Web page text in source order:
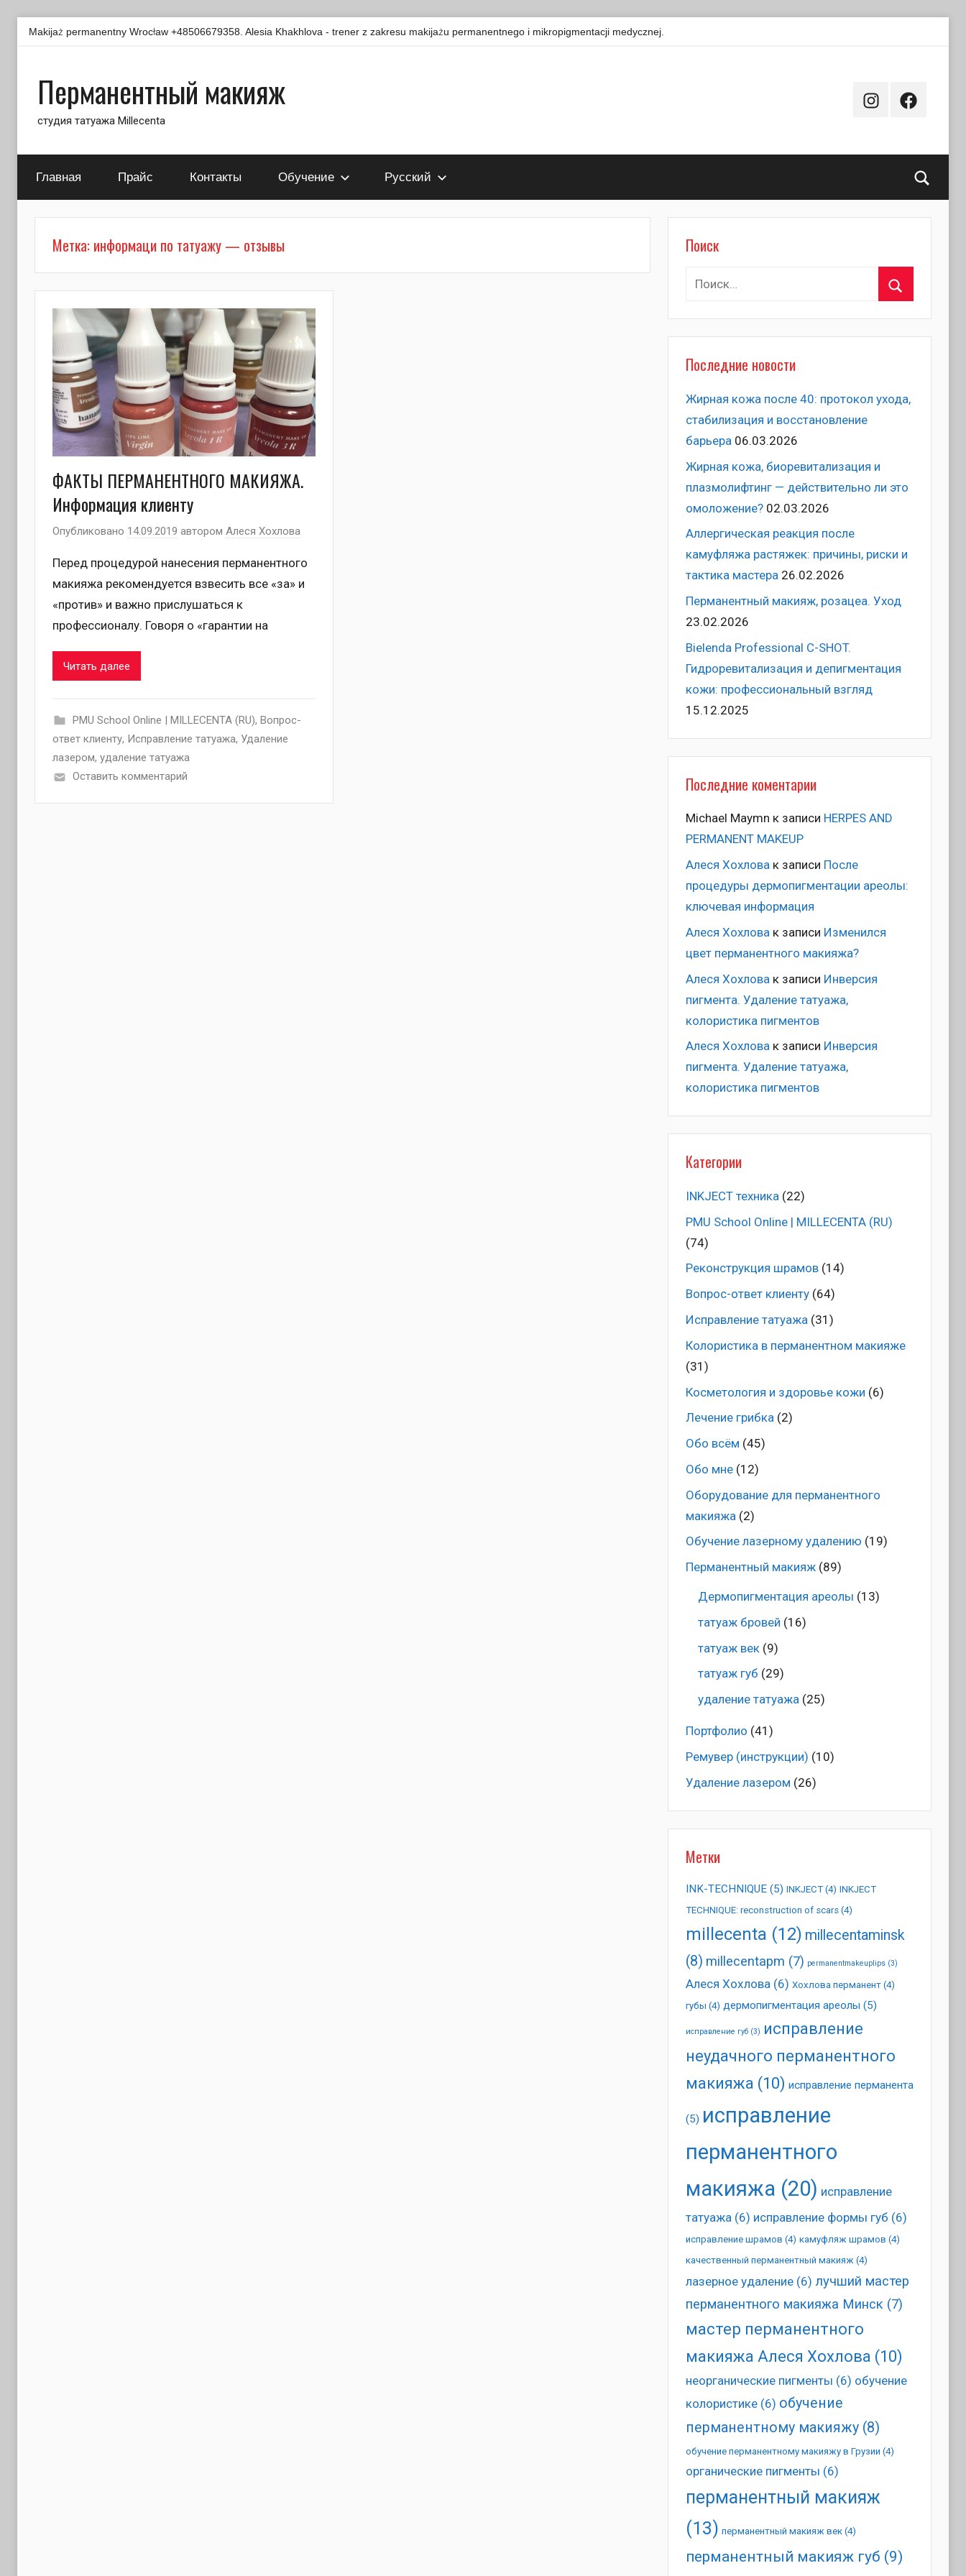
Перейти
Makijaż permanentny Wrocław +48506679358. Alesia Khakhlova - trener z zakresu makijażu permanentnego i mikropigmentacji medycznej.
Перманентный макияж
студия татуажа Millecenta
InstagramFacebook
Главная Прайс Контакты Обучение Русский
Метка: информаци по татуажу — отзывы
ФАКТЫ ПЕРМАНЕНТНОГО МАКИЯЖА.
Информация клиенту
Опубликовано 14.09.2019 автором Алеся Хохлова
Перед процедурой нанесения перманентного
макияжа рекомендуется взвесить все «за» и
«против» и важно прислушаться к
профессионалу. Говоря о «гарантии на
Читать далее
PMU School Online | MILLECENTA (RU), Вопрос-
ответ клиенту, Исправление татуажа, Удаление
лазером, удаление татуажа
Оставить комментарий
Поиск
Найти:
Последние новости
Жирная кожа после 40: протокол ухода,
стабилизация и восстановление
барьера 06.03.2026
Жирная кожа, биоревитализация и
плазмолифтинг — действительно ли это
омоложение? 02.03.2026
Аллергическая реакция после
камуфляжа растяжек: причины, риски и
тактика мастера 26.02.2026
Перманентный макияж, розацеа. Уход
23.02.2026
Bielenda Professional C-SHOT.
Гидроревитализация и депигментация
кожи: профессиональный взгляд
15.12.2025
Последние коментарии
Michael Maymn к записи HERPES AND
PERMANENT MAKEUP
Алеся Хохловак записи После
процедуры дермопигментации ареолы:
ключевая информация
Алеся Хохлова к записи Изменился
цвет перманентного макияжа?
Алеся Хохлова к записи Инверсия
пигмента. Удаление татуажа,
колористика пигментов
Алеся Хохловак записи Инверсия
пигмента. Удаление татуажа,
колористика пигментов
Категории
INKJECT техника (22)
PMU School Online | MILLECENTA (RU)
(74)
Pеконструкция шрамов(14)
Вопрос-ответ клиенту(64)
Исправление татуажа (31)
Колористика в перманентном макияже
(31)
Косметология и здоровье кожи (6)
Лечение грибка(2)
Обо всём (45)
Обо мне(12)
Оборудование для перманентного
макияжа (2)
Обучение лазерному удалению (19)
Перманентный макияж(89)
Дермопигментация ареолы (13)
татуаж бровей (16)
татуаж век(9)
татуаж губ (29)
удаление татуажа(25)
Портфолио (41)
Ремувер (инструкции) (10)
Удаление лазером (26)
Метки
INK-TECHNIQUE(5) INKJECT(4) INKJECT
TECHNIQUE: reconstruction of scars(4)
millecenta (12) millecentaminsk
(8) millecentapm (7) permanentmakeuplips(3)
Алеся Хохлова(6) Хохлова перманент(4)
губы (4) дермопигментация ареолы (5)
исправление губ(3) исправление
неудачного перманентного
макияжа (10) исправление перманента
(5) исправление
перманентного
макияжа (20) исправление
татуажа(6) исправление формы губ (6)
исправление шрамов (4) камуфляж шрамов (4)
качественный перманентный макияж (4)
лазерное удаление(6) лучший мастер
перманентного макияжа Минск (7)
мастер перманентного
макияжа Алеся Хохлова (10)
неорганические пигменты (6) обучение
колористике(6) обучение
перманентному макияжу(8)
обучение перманентному макияжу в Грузии (4)
органические пигменты (6)
перманентный макияж
(13) перманентный макияж век(4)
перманентный макияж губ (9)